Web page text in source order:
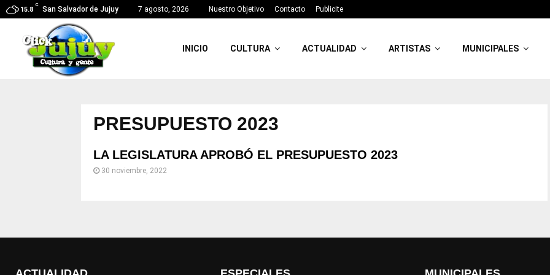
15.8
C
San Salvador de Jujuy 7 agosto, 2026 Nuestro Objetivo Contacto Publicite
INICIO CULTURA ACTUALIDAD ARTISTAS MUNICIPALES
PRESUPUESTO 2023
LA LEGISLATURA APROBÓ EL PRESUPUESTO 2023
30 noviembre, 2022